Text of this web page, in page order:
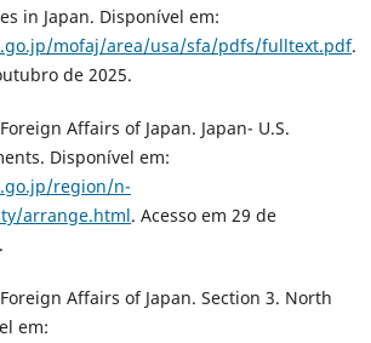
in Japan. Disponível em:
mofaj/area/usa/sfa/pdfs/fulltext.pdf.
de 2025.
Affairs of Japan. Japan- U.S.
Disponível em:
region/n-
arrange.html. Acesso em 29 de
Affairs of Japan. Section 3. North
em: